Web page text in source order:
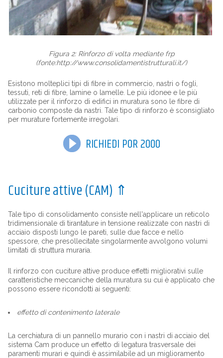
Figura 2: Rinforzo di volta mediante frp
(fonte:http://www.consolidamentistrutturali.it/)
Esistono molteplici tipi di fibre in commercio, nastri o fogli,
tessuti, reti di fibre, lamine o lamelle. Le più idonee e le più
utilizzate per il rinforzo di edifici in muratura sono le fibre di
carbonio composte da nastri. Tale tipo di rinforzo è sconsigliato
per murature fortemente irregolari.
RICHIEDI POR 2000
Cuciture attive (CAM) ⇑
Tale tipo di consolidamento consiste nell'applicare un reticolo
tridimensionale di tirantature in tensione realizzate con nastri di
acciaio disposti lungo le pareti, sulle due facce e nello
spessore, che presollecitate singolarmente avvolgono volumi
limitati di struttura muraria.
Il rinforzo con cuciture attive produce effetti migliorativi sulle
caratteristiche meccaniche della muratura su cui è applicato che
possono essere ricondotti ai seguenti:
effetto di contenimento laterale
La cerchiatura di un pannello murario con i nastri di acciaio del
sistema Cam produce un effetto di legatura trasversale dei
paramenti murari e quindi è assimilabile ad un miglioramento